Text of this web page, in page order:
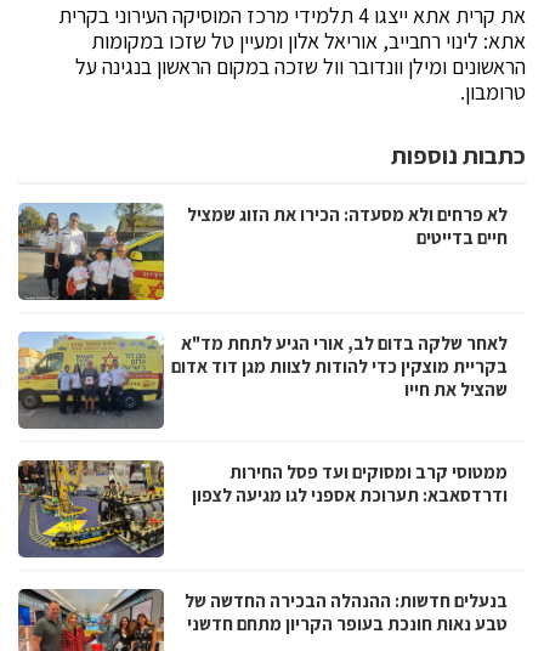
את קרית אתא ייצגו 4 תלמידי מרכז המוסיקה העירוני בקרית
אתא: לינוי רחבייב, אוריאל אלון ומעיין טל שזכו במקומות
הראשונים ומילן וונדובר וול שזכה במקום הראשון בנגינה על
טרומבון.
כתבות נוספות
לא פרחים ולא מסעדה: הכירו את הזוג שמציל
חיים בדייטים
לאחר שלקה בדום לב, אורי הגיע לתחת מד"א
בקריית מוצקין כדי להודות לצוות מגן דוד אדום
שהציל את חייו
ממטוסי קרב ומסוקים ועד פסל החירות
ודרדסאבא: תערוכת אספני לגו מגיעה לצפון
בנעלים חדשות: ההנהלה הבכירה החדשה של
טבע נאות חונכת בעופר הקריון מתחם חדשני